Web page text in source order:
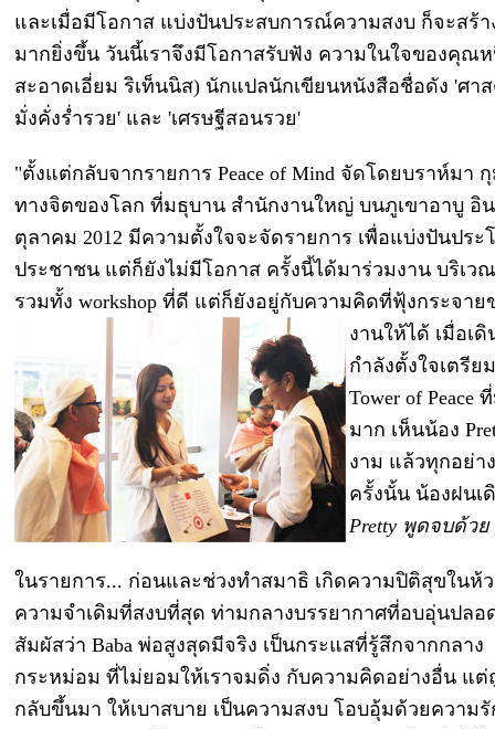
และเมื่อมีโอกาส แบ่งปันประสบการณ์ความสงบ ก็จะสร้า
มากยิ่งขึ้น วันนี้เราจึงมีโอกาสรับฟัง ความในใจของคุณ
สะอาดเอี่ยม ริเท็นนิส) นักแปลนักเขียนหนังสือชื่อดัง 'ศา
มั่งคั่งร่ำรวย' และ 'เศรษฐีสอนรวย'
"ตั้งแต่กลับจากรายการ Peace of Mind จัดโดยบราห์มา
ทางจิตของโลก ที่มธุบาน สำนักงานใหญ่ บนภูเขาอาบู อิน
ตุลาคม 2012 มีความตั้งใจจะจัดรายการ เพื่อแบ่งปันปร
ประชาชน แต่ก็ยังไม่มีโอกาส ครั้งนี้ได้มาร่วมงาน บริเ
รวมทั้ง workshop ที่ดี แต่ก็ยังอยู่กับความคิดที่ฟุ้งกระจาย
งานให้ได้ เมื่อเ
กำลังตั้งใจเตรีย
Tower of
มาก เห็นน้อง
งาม แล้วทุกอย่า
ครั้งนั้น น้องฝน
Pretty พูดจบด้วย
ในรายการ... ก่อนและช่วงทำสมาธิ เกิดความปิติสุขในห้
ความจำเดิมที่สงบที่สุด ท่ามกลางบรรยากาศที่อบอุ่นปลอ
สัมผัสว่า Baba พ่อสูงสุดมีจริง เป็นกระแสที่รู้สึกจากกลาง
กระหม่อม ที่ไม่ยอมให้เราจมดิ่ง กับความคิดอย่างอื่น แต่
กลับขึ้นมา ให้เบาสบาย เป็นความสงบ โอบอุ้มด้วยความรั